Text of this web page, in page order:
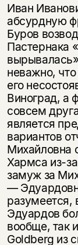
Иван
абсурдную
Буров
Пастернака
неважно,
его
Виноград, а
совсем
является
вариантов
Михайловна
Хармса из-
замуж за
—
разумеется,
Эдуардов
вообще, так
Goldberg из